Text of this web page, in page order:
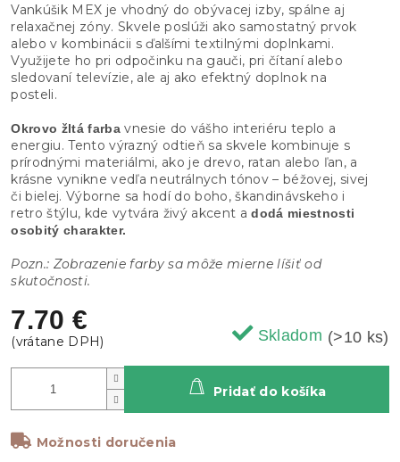
7.70 €
Skladom (>10 ks)
Možnosti doručenia
Pridať do košíka
Vankúšik MEX je vhodný do obývacej izby, spálne aj
relaxačnej zóny. Skvele poslúži ako samostatný prvok
alebo v kombinácii s ďalšími textilnými doplnkami.
Využijete ho pri odpočinku na gauči, pri čítaní alebo
sledovaní televízie, ale aj ako efektný doplnok na
posteli.
Okrovo žltá farbavnesie do vášho interiéru teplo a
energiu. Tento výrazný odtieň sa skvele kombinuje s
prírodnými materiálmi, ako je drevo, ratan alebo ľan, a
krásne vynikne vedľa neutrálnych tónov – béžovej, sivej
či bielej. Výborne sa hodí do boho, škandinávskeho i
retro štýlu, kde vytvára živý akcent adodá miestnosti
osobitý charakter.
Pozn.: Zobrazenie farby sa môže mierne líšiť od
skutočnosti.